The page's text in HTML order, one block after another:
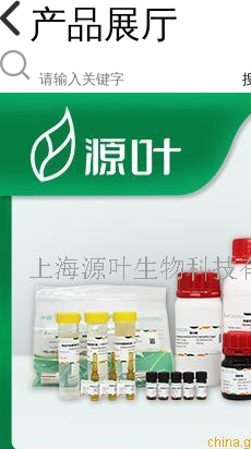
产品展厅